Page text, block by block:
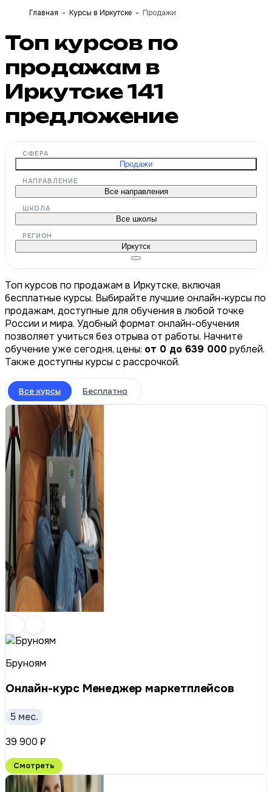
Главная Курсы в Иркутске Продажи
Топ курсов по
продажам в
Иркутске141
предложение
СФЕРА
Продажи
НАПРАВЛЕНИЕ
Все направления
ШКОЛА
Все школы
РЕГИОН
Иркутск
Топ курсов по продажам в Иркутске, включая
бесплатные курсы. Выбирайте лучшие онлайн-курсы по
продажам, доступные для обучения в любой точке
России и мира. Удобный формат онлайн-обучения
позволяет учиться без отрыва от работы. Начните
обучение уже сегодня, цены: от 0 до 639 000 рублей.
Также доступны курсы с рассрочкой.
Все курсы Бесплатно
Бруноям
Онлайн-курс Менеджер маркетплейсов
5 мес.
39 900 ₽
Смотреть